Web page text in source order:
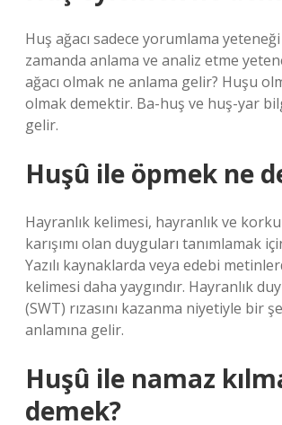
Huş ağacı sadece yorumlama yeteneği
zamanda anlama ve analiz etme
ağacı olmak ne anlama gelir? Huşu
olmak demektir. Ba-huş ve huş-yar
gelir.
Huşû ile öpmek ne
Hayranlık kelimesi, hayranlık ve
karışımı olan duyguları tanımlamak
Yazılı kaynaklarda veya edebi
kelimesi daha yaygındır. Hayranlık
(SWT) rızasını kazanma niyetiyle bir
anlamına gelir.
Huşû ile namaz
demek?